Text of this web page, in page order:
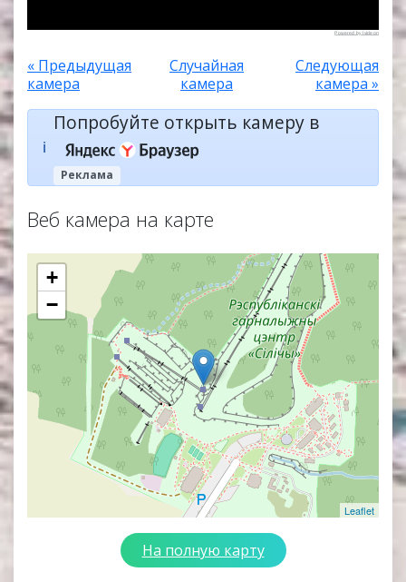
Powered by Ivideon
« Предыдущая
камера
Случайная
камера
Следующая
камера »
ℹ️
Попробуйте открыть камеру в
Реклама
Веб камера на карте
+
−
Leaflet
На полную карту